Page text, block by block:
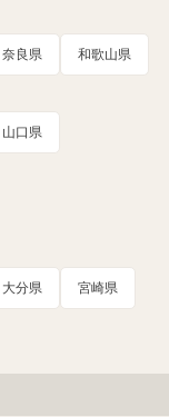
奈良県 和歌山県
山口県
大分県 宮崎県